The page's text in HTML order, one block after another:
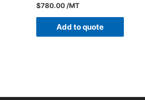
$780.00 /MT
Add to quote